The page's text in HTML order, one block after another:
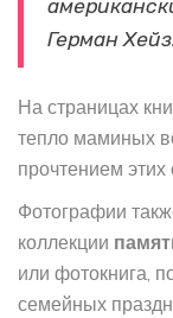
Герман
На страницах
тепло маминых
прочтением этих
Фотографии
коллекции
или фотокнига,
семейных